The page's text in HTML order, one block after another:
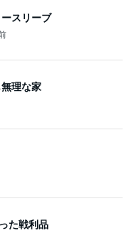
スリーブ
理な家
た戦利品